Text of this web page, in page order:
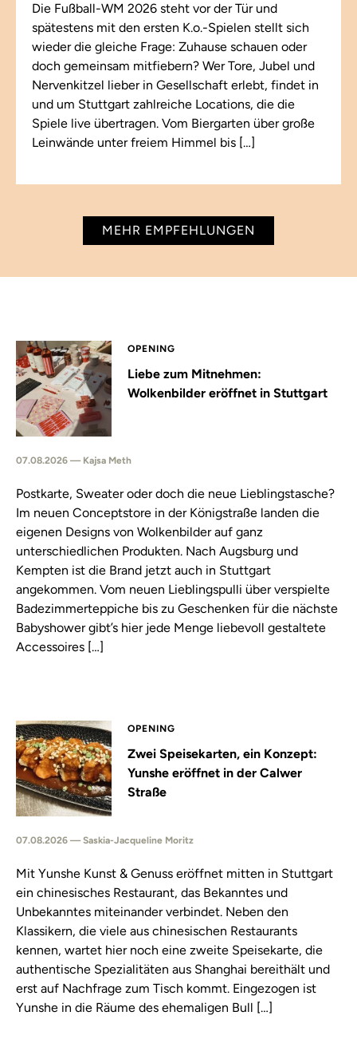
Die Fußball-WM 2026 steht vor der Tür und
spätestens mit den ersten K.o.-Spielen stellt sich
wieder die gleiche Frage: Zuhause schauen oder
doch gemeinsam mitfiebern? Wer Tore, Jubel und
Nervenkitzel lieber in Gesellschaft erlebt, findet in
und um Stuttgart zahlreiche Locations, die die
Spiele live übertragen. Vom Biergarten über große
Leinwände unter freiem Himmel bis […]
MEHR EMPFEHLUNGEN
OPENING
Liebe zum Mitnehmen:
Wolkenbilder eröffnet in Stuttgart
07.08.2026 — Kajsa Meth
Postkarte, Sweater oder doch die neue Lieblingstasche?
Im neuen Conceptstore in der Königstraße landen die
eigenen Designs von Wolkenbilder auf ganz
unterschiedlichen Produkten. Nach Augsburg und
Kempten ist die Brand jetzt auch in Stuttgart
angekommen. Vom neuen Lieblingspulli über verspielte
Badezimmerteppiche bis zu Geschenken für die nächste
Babyshower gibt’s hier jede Menge liebevoll gestaltete
Accessoires […]
OPENING
Zwei Speisekarten, ein Konzept:
Yunshe eröffnet in der Calwer
Straße
07.08.2026 — Saskia-Jacqueline Moritz
Mit Yunshe Kunst & Genuss eröffnet mitten in Stuttgart
ein chinesisches Restaurant, das Bekanntes und
Unbekanntes miteinander verbindet. Neben den
Klassikern, die viele aus chinesischen Restaurants
kennen, wartet hier noch eine zweite Speisekarte, die
authentische Spezialitäten aus Shanghai bereithält und
erst auf Nachfrage zum Tisch kommt. Eingezogen ist
Yunshe in die Räume des ehemaligen Bull […]